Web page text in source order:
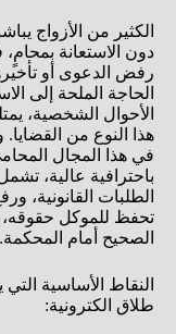
الكثير من الأزواج
دون الاستعانة
رفض الدعوى أو
الحاجة الملحة إلى
الأحوال الشخصية،
هذا النوع من القضايا.
في هذا المجال
باحترافية عالية،
الطلبات القانونية،
تحفظ للموكل حقوقه،
الصحيح أمام المحكمة.
النقاط الأساسية
طلاق الكترونية: